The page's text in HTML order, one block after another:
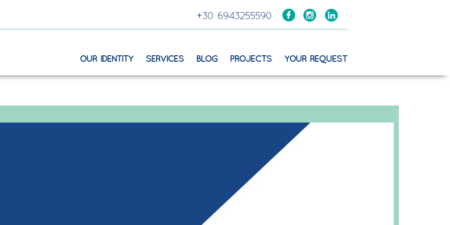
+30 6943255590
OUR IDENTITY SERVICES
WEBSITE DEVELOPMENT
DIGITAL STRATEGY & RESEARCH
INFLUENCER MARKETING
BLOG PROJECTS YOUR REQUEST